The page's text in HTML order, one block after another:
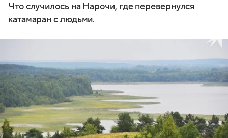
Что случилось на Нарочи, где перевернулся
катамаран с людьми.